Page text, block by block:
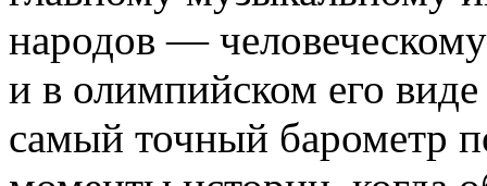
народов —
и в олимпийском его
самый точный барометр